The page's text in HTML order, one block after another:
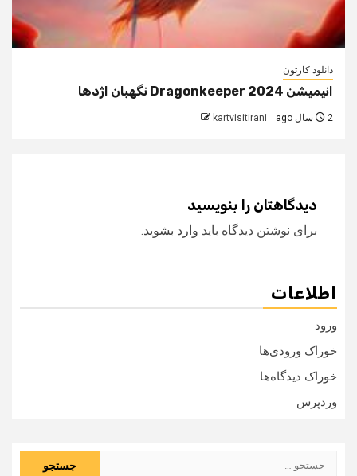
دانلود کارتون
انیمیشن Dragonkeeper 2024 نگهبان اژدها
2 سال ago kartvisitirani
دیدگاهتان را بنویسید
برای نوشتن دیدگاه باید وارد بشوید.
اطلاعات
ورود
خوراک ورودی‌ها
خوراک دیدگاه‌ها
وردپرس